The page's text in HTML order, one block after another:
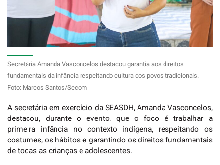
Secretária Amanda Vasconcelos destacou garantia aos direitos
fundamentais da infância respeitando cultura dos povos tradicionais.
Foto: Marcos Santos/Secom
A secretária em exercício da SEASDH, Amanda Vasconcelos,
destacou, durante o evento, que o foco é trabalhar a
primeira infância no contexto indígena, respeitando os
costumes, os hábitos e garantindo os direitos fundamentais
de todas as crianças e adolescentes.